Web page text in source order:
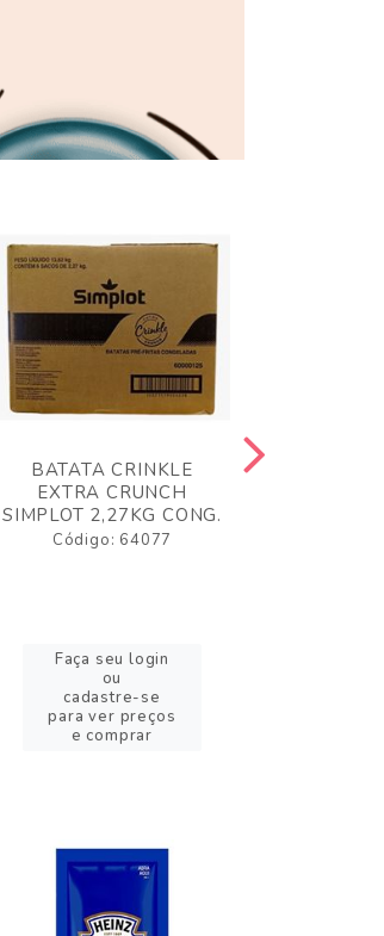
BATATA CRINKLE
EXTRA CRUNCH
SIMPLOT 2,27KG CONG.
Código: 64077
Faça seu login
ou
cadastre-se
para ver preços
e comprar